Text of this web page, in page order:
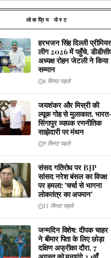
लोकप्रिय पोस्ट
हरभजन सिंह दिल्ली प्रीमियर
लीग 2026 में पहुँचे,
अध्यक्ष रोहन जेटली ने किया
सम्मान
6 मिनट पहले
जयशंकर और मिस्री की
ल्यूक गोह से मुलाकात, भारत-
सिंगापुर व्यापक रणनीतिक
साझेदारी पर मंथन
9 मिनट पहले
संसद गतिरोध पर BJP
सांसद नरेश बंसल का विपक्ष
पर हमला: 'चर्चा से भागना
लोकतंत्र का अपमान'
11 मिनट पहले
जन्मदिन विशेष: दीपक चाहर
ने बीमार पिता के लिए छोड़ा
दक्षिण अफ्रीका दौरा, 7